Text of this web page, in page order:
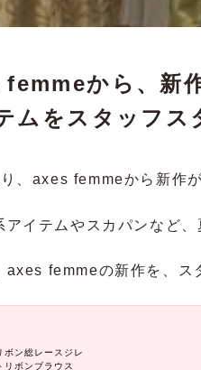
から、新
ムをスタッフス
、axes femmeから新作が
アイテムやスカパンなど
axes femmeの新作を、
ボン総レースジレ
リボンブラウス